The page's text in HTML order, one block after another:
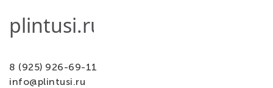
8 (925) 926-69-11
info@plintusi.ru